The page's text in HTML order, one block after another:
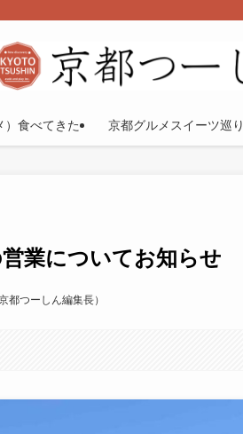
）食べてきた 京都グルメスイーツ巡り
業についてお知らせ
都つーしん編集長）